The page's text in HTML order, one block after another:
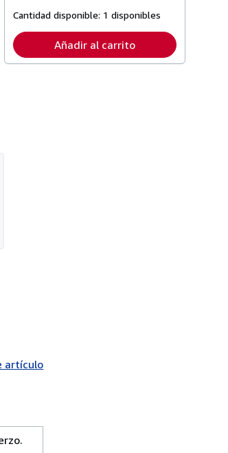
tarifas
envío
Cantidad disponible: 1 disponibles
Añadir al carrito
artículo